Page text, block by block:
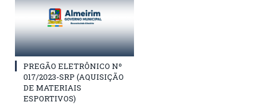
PREGÃO ELETRÔNICO Nº
017/2023-SRP (AQUISIÇÃO
DE MATERIAIS
ESPORTIVOS)